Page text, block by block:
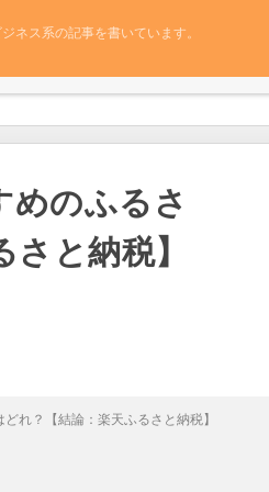
ネス系の記事を書いています。
めのふるさ
と納税】
れ？【結論：楽天ふるさと納税】